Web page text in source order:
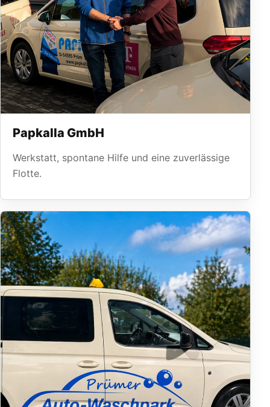
Papkalla GmbH
Werkstatt, spontane Hilfe und eine zuverlässige
Flotte.